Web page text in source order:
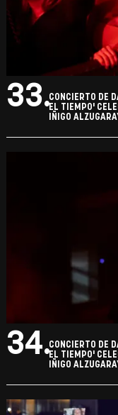
33.CONCIERTO DE
EL TIEMPO'
IÑIGO
34.CONCIERTO DE
EL TIEMPO'
IÑIGO